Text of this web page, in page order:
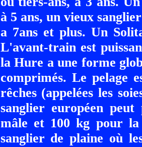
à 5 ans, un vieux
a 7ans et plus. Un
L'avant-train est
la Hure a une forme
comprimés. Le pelage
rêches (appelées les
sanglier européen
mâle et 100 kg pour
sanglier de plaine où